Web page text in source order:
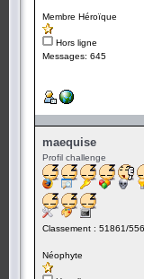
Membre Héroïque
Hors ligne
Messages: 645
maequise
Profil challenge
Classement : 51861/
Néophyte